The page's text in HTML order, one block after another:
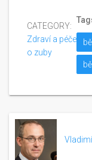
CATEGORY:
Zdraví a péče
o zuby